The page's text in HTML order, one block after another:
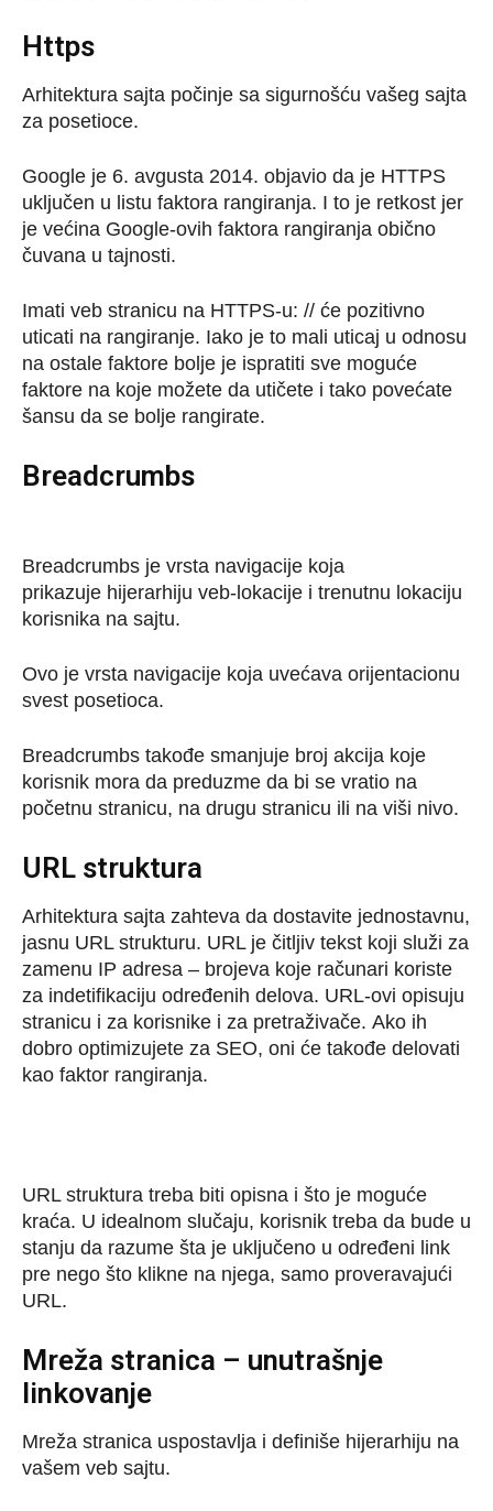
Https
Arhitektura sajta počinje sa sigurnošću vašeg sajta
za posetioce.
Google je 6. avgusta 2014. objavio da je HTTPS
uključen u listu faktora rangiranja. I to je retkost jer
je većina Google-ovih faktora rangiranja obično
čuvana u tajnosti.
Imati veb stranicu na HTTPS-u: // će pozitivno
uticati na rangiranje. Iako je to mali uticaj u odnosu
na ostale faktore bolje je ispratiti sve moguće
faktore na koje možete da utičete i tako povećate
šansu da se bolje rangirate.
Breadcrumbs
Breadcrumbs je vrsta navigacije koja
prikazuje hijerarhiju veb-lokacije i trenutnu lokaciju
korisnika na sajtu.
Ovo je vrsta navigacije koja uvećava orijentacionu
svest posetioca.
Breadcrumbs takođe smanjuje broj akcija koje
korisnik mora da preduzme da bi se vratio na
početnu stranicu, na drugu stranicu ili na viši nivo.
URL struktura
Arhitektura sajta zahteva da dostavite jednostavnu,
jasnu URL strukturu. URL je čitljiv tekst koji služi za
zamenu IP adresa – brojeva koje računari koriste
za indetifikaciju određenih delova. URL-ovi opisuju
stranicu i za korisnike i za pretraživače. Ako ih
dobro optimizujete za SEO, oni će takođe delovati
kao faktor rangiranja.
URL struktura treba biti opisna i što je moguće
kraća. U idealnom slučaju, korisnik treba da bude u
stanju da razume šta je uključeno u određeni link
pre nego što klikne na njega, samo proveravajući
URL.
Mreža stranica – unutrašnje
linkovanje
Mreža stranica uspostavlja i definiše hijerarhiju na
vašem veb sajtu.